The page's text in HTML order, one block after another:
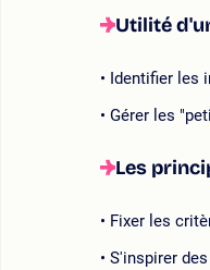
Utilité
Identifier les
Gérer les
Les
Fixer les
S'inspirer